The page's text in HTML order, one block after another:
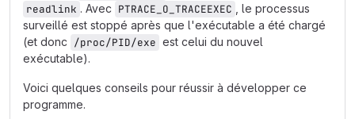
readlink . Avec PTRACE_O_TRACEEXEC
, le processus
surveillé est stoppé après que l'exécutable a été chargé
(et donc /proc/PID/exe est celui du nouvel
exécutable).
Voici quelques conseils pour réussir à développer ce
programme.